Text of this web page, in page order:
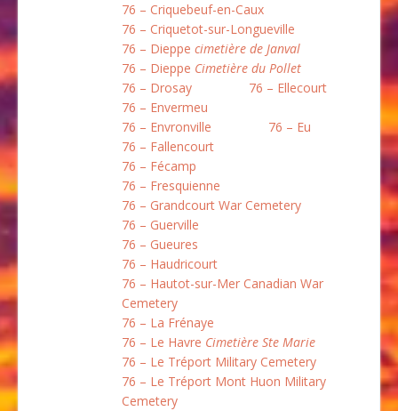
76 – Criquebeuf-en-Caux
76 – Criquetot-sur-Longueville
76 – Dieppe cimetière de Janval
76 – Dieppe Cimetière du Pollet
76 – Drosay
76 – Ellecourt
76 – Envermeu
76 – Envronville
76 – Eu
76 – Fallencourt
76 – Fécamp
76 – Fresquienne
76 – Grandcourt War Cemetery
76 – Guerville
76 – Gueures
76 – Haudricourt
76 – Hautot-sur-Mer Canadian War
Cemetery
76 – La Frénaye
76 – Le Havre Cimetière Ste Marie
76 – Le Tréport Military Cemetery
76 – Le Tréport Mont Huon Military
Cemetery